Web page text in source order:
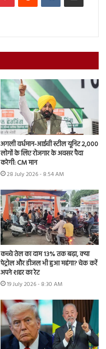
अगली वर्धमान-आईची स्टील यूनिट 2,000
लोगों के लिए रोजगार के अवसर पैदा
करेगी: CM मान
28 July 2026 - 8:54 AM
कच्चे तेल का दाम 13% तक बढ़ा, क्या
पेट्रोल और डीजल भी हुआ महंगा? चेक करें
अपने शहर का रेट
19 July 2026 - 8:30 AM